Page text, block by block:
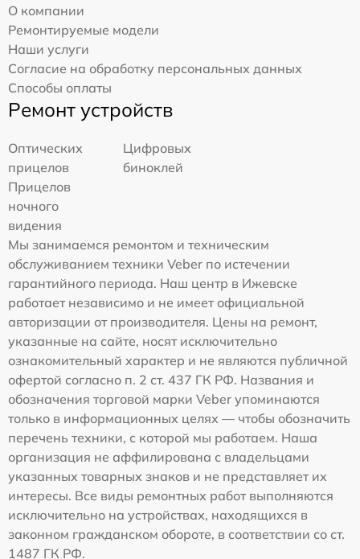
О компании
Ремонтируемые модели
Наши услуги
Согласие на обработку персональных данных
Способы оплаты
Ремонт устройств
Оптических
прицелов
Цифровых
биноклей
Прицелов
ночного
видения
Мы занимаемся ремонтом и техническим
обслуживанием техники Veber по истечении
гарантийного периода. Наш центр в Ижевске
работает независимо и не имеет официальной
авторизации от производителя. Цены на ремонт,
указанные на сайте, носят исключительно
ознакомительный характер и не являются публичной
офертой согласно п. 2 ст. 437 ГК РФ. Названия и
обозначения торговой марки Veber упоминаются
только в информационных целях — чтобы обозначить
перечень техники, с которой мы работаем. Наша
организация не аффилирована с владельцами
указанных товарных знаков и не представляет их
интересы. Все виды ремонтных работ выполняются
исключительно на устройствах, находящихся в
законном гражданском обороте, в соответствии со ст.
1487 ГК РФ.